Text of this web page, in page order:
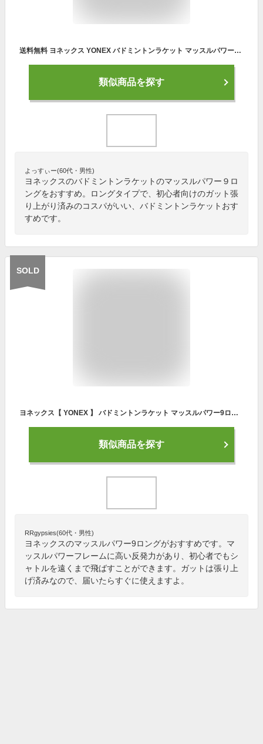
送料無料 ヨネックス YONEX バドミントンラケット マッスルパワー9ロング 張り上げ済み 10mm ロング ケース付き バドミントン ラケット 初心者 入門 クラブ 部活 練習 レジャー用 MP9LG 10%off
類似商品を探す
よっすぃー(60代・男性)
ヨネックスのバドミントンラケットのマッスルパワー９ロ
ングをおすすめ。ロングタイプで、初心者向けのガット張
り上がり済みのコスパがいい、バドミントンラケットおす
すめです。
SOLD
ヨネックス【 YONEX 】 バドミントンラケット マッスルパワー9ロング 2023年継続MODEL【 MP9LG MASCLE POWER ガット張り上がり品 】【あす楽対応】【メール便不可】[自社倉庫]
類似商品を探す
RRgypsies(60代・男性)
ヨネックスのマッスルパワー9ロングがおすすめです。マ
ッスルパワーフレームに高い反発力があり、初心者でもシ
ャトルを遠くまで飛ばすことができます。ガットは張り上
げ済みなので、届いたらすぐに使えますよ。